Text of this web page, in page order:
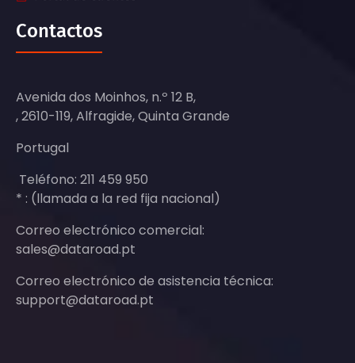
Contactos
Avenida dos Moinhos, n.º 12 B,
, 2610-119, Alfragide, Quinta Grande
Portugal
Teléfono: 211 459 950
* : (llamada a la red fija nacional)
Correo electrónico comercial:
sales@dataroad.pt
Correo electrónico de asistencia técnica:
support@dataroad.pt